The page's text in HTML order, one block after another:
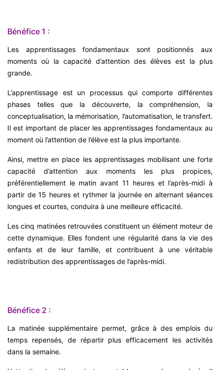
Bénéfice 1 :
Les apprentissages fondamentaux sont positionnés aux
moments où la capacité d’attention des élèves est la plus
grande.
L’apprentissage est un processus qui comporte différentes
phases telles que la découverte, la compréhension, la
conceptualisation, la mémorisation, l’automatisation, le transfert.
Il est important de placer les apprentissages fondamentaux au
moment où l’attention de l’élève est la plus importante.
Ainsi, mettre en place les apprentissages mobilisant une forte
capacité d’attention aux moments les plus propices,
préférentiellement le matin avant 11 heures et l’après-midi à
partir de 15 heures et rythmer la journée en alternant séances
longues et courtes, conduira à une meilleure efficacité.
Les cinq matinées retrouvées constituent un élément moteur de
cette dynamique. Elles fondent une régularité dans la vie des
enfants et de leur famille, et contribuent à une véritable
redistribution des apprentissages de l’après-midi.
Bénéfice 2 :
La matinée supplémentaire permet, grâce à des emplois du
temps repensés, de répartir plus efficacement les activités
dans la semaine.